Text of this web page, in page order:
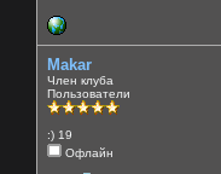
Makar
Член клуба
Пользователи
:) 19
Офлайн